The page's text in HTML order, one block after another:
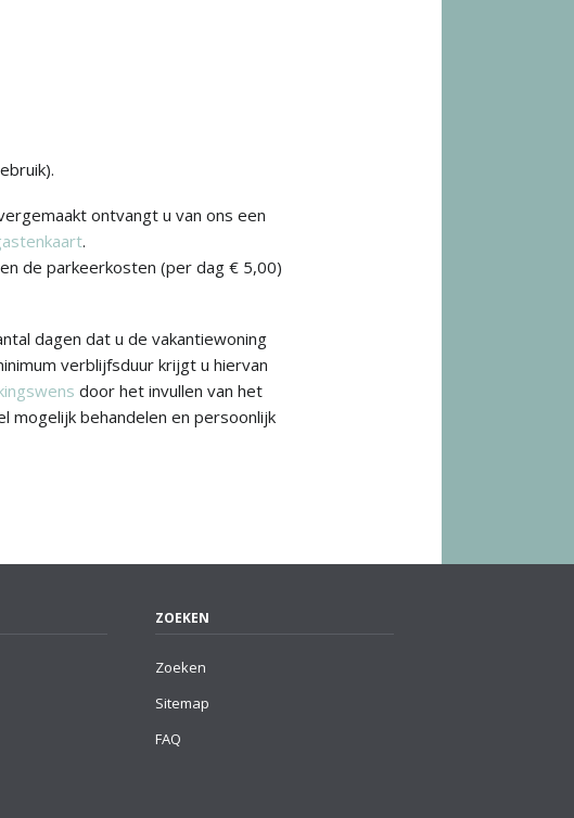
ontvangt u van ons een
.
de parkeerkosten (per dag € 5,00)
dagen dat u de vakantiewoning
verblijfsduur krijgt u hiervan
door het invullen van het
mogelijk behandelen en persoonlijk
ZOEKEN
Zoeken
Sitemap
FAQ